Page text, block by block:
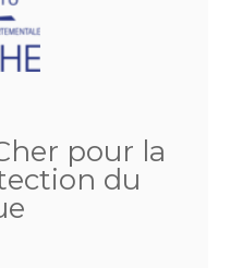
pour la
du